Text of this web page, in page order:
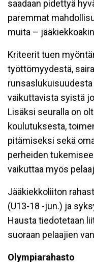
saadaan pidettyä
paremmat
muita –
Kriteerit tuen
työttömyydestä,
vaikuttavista syistä
Lisäksi seuralla on
koulutuksesta,
pitämiseksi sekä
perheiden
vaikuttaa myös
Jääkiekkoliiton
(U13-18 -jun.) ja
Hausta tiedotetaan
suoraan pelaajien
Olympiarahasto